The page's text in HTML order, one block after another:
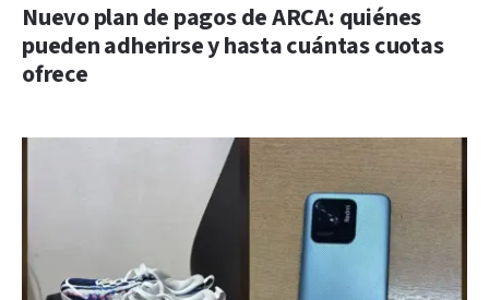
Nuevo plan de pagos de ARCA: quiénes
pueden adherirse y hasta cuántas cuotas
ofrece